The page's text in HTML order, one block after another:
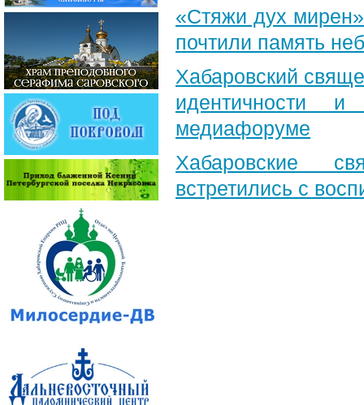
«Стяжи дух
почтили память
Хабаровский
идентичности
медиафоруме
Хабаровские
встретились с